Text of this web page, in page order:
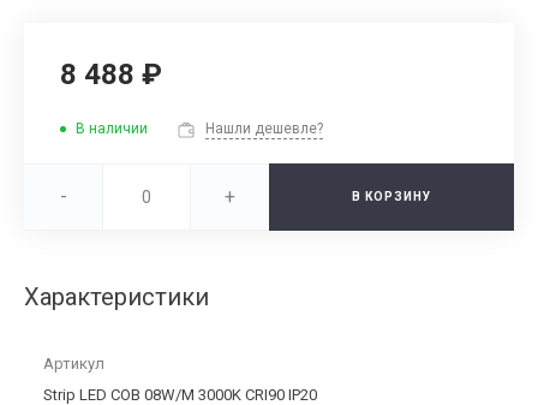
8 488 ₽
В наличии Нашли дешевле?
- + В КОРЗИНУ
Характеристики
Артикул
Strip LED COB 08W/M 3000K CRI90 IP20